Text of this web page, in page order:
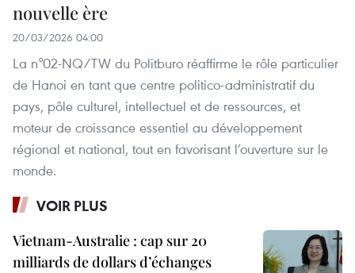
nouvelle ère
20/03/2026 04:00
La n°02-NQ/TW du Politburo réaffirme le rôle particulier
de Hanoi en tant que centre politico-administratif du
pays, pôle culturel, intellectuel et de ressources, et
moteur de croissance essentiel au développement
régional et national, tout en favorisant l’ouverture sur le
monde.
VOIR PLUS
Vietnam-Australie : cap sur 20
milliards de dollars d’échanges